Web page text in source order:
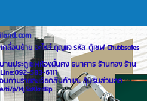
อนย้าย อะไหล่ กุญแจ รหัส ตู้เซฟ Chubbsafes
รุ่น
ตูเซฟห้องมั่นคง ธนาคาร ร้านทอง ร้าน
นำ Hot Line:092-583-6111
บถามรายละเอียดสินค้าและ ลุ้นรับส่วนลด
ti/p/MjSxKkr4Bp